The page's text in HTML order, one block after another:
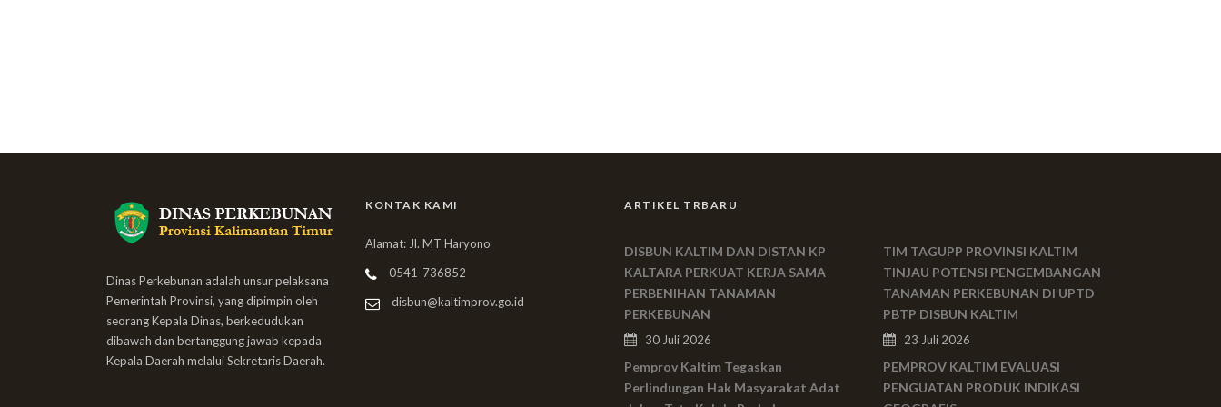
Dinas Perkebunan adalah unsur pelaksana
Pemerintah Provinsi, yang dipimpin oleh
seorang Kepala Dinas, berkedudukan
dibawah dan bertanggung jawab kepada
Kepala Daerah melalui Sekretaris Daerah.
KONTAK KAMI
Alamat: Jl. MT Haryono
0541-736852
disbun@kaltimprov.go.id
ARTIKEL TRBARU
DISBUN KALTIM DAN DISTAN KP
KALTARA PERKUAT KERJA SAMA
PERBENIHAN TANAMAN
PERKEBUNAN
30 Juli 2026
Pemprov Kaltim Tegaskan
Perlindungan Hak Masyarakat Adat
TIM TAGUPP PROVINSI KALTIM
TINJAU POTENSI PENGEMBANGAN
TANAMAN PERKEBUNAN DI UPTD
PBTP DISBUN KALTIM
23 Juli 2026
PEMPROV KALTIM EVALUASI
PENGUATAN PRODUK INDIKASI